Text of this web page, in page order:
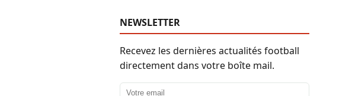
NEWSLETTER
Recevez les dernières actualités football
directement dans votre boîte mail.
Adresse email